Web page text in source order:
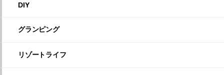
DIY
グランピング
リゾートライフ